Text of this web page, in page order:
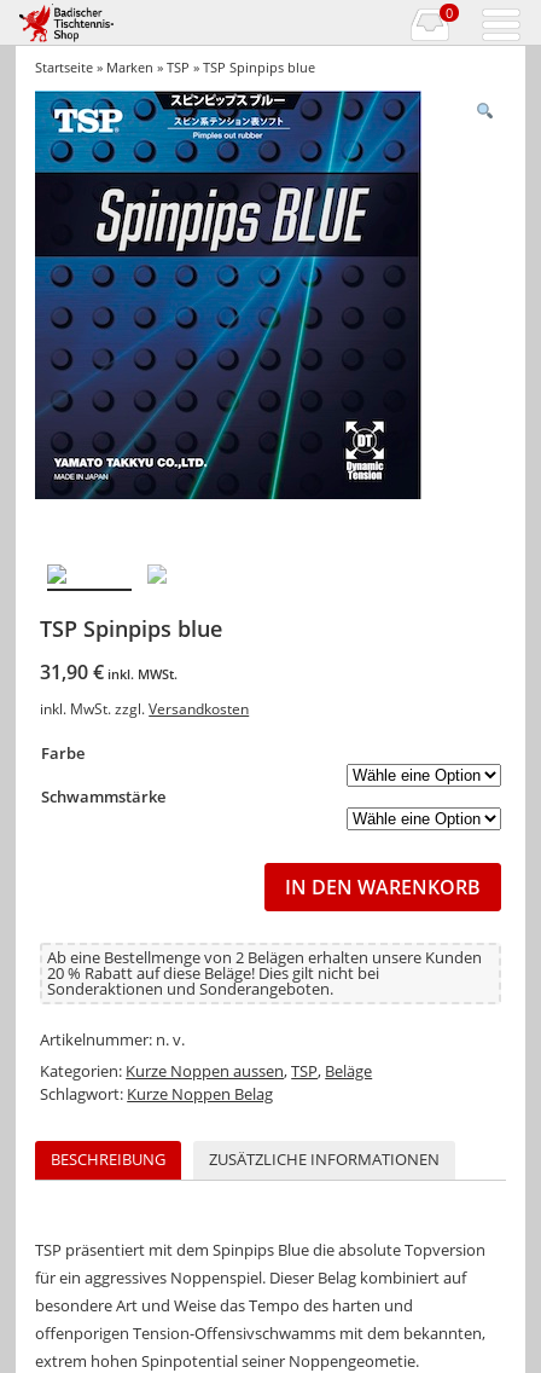
0
Startseite » Marken »TSP » TSP Spinpips blue
TSP Spinpips blue
31,90€ inkl. MWSt.
inkl. MwSt. zzgl.Versandkosten
Farbe
Schwammstärke
IN DEN WARENKORB
Ab eine Bestellmenge von 2 Belägen erhalten unsere Kunden
20 % Rabatt auf diese Beläge! Dies gilt nicht bei
Sonderaktionen und Sonderangeboten.
Artikelnummer: n. v.
Kategorien: Kurze Noppen aussen,TSP, Beläge
Schlagwort: Kurze Noppen Belag
BESCHREIBUNG ZUSÄTZLICHE INFORMATIONEN
TSP präsentiert mit dem Spinpips Blue die absolute Topversion
für ein aggressives Noppenspiel. Dieser Belag kombiniert auf
besondere Art und Weise das Tempo des harten und
offenporigen Tension-Offensivschwamms mit dem bekannten,
extrem hohen Spinpotential seiner Noppengeometie.